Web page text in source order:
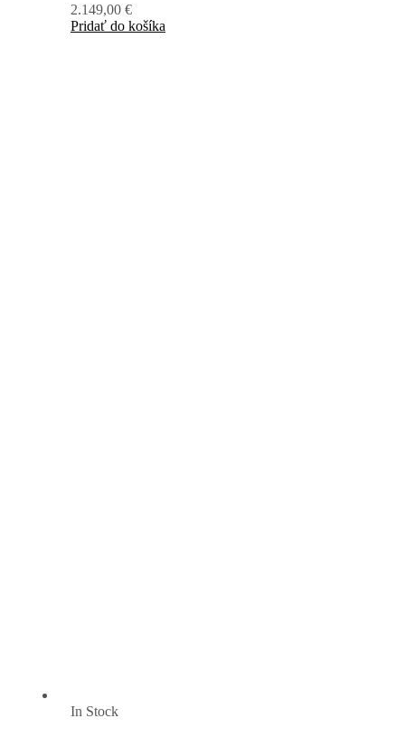
2.149,00 €
Pridať do košíka
In Stock